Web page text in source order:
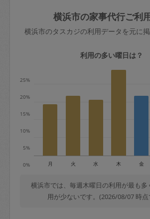
依頼者不在による当日キャン
金額の100%＋交通費全額
※例：依頼日時／土曜日午前9
50%
金曜日9時～土曜日8時まで＝
＋交通費全額
依頼者不在による当日キャン
金額の100%＋交通費全額
きた場合は損害保険の対象外
ご注意ください。
玉、など
あわせてこちらも参照くださ
はありますか？
横浜市の家事代行ご利
横浜市のタスカジの利用データを元に掲
利用の多い曜日は？
0%
5%
10%
15%
20%
25%
月 火 水 木 金
横浜市では、毎週木曜日の利用が最も多
用が少ないです。(2026/08/07 時